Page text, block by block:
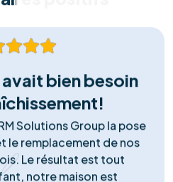
votre toiture.
sur la qualité. Nous
panneaux et onduleurs de
pour leur rendement
garantie.
pas à la pose. Notre
pour répondre à